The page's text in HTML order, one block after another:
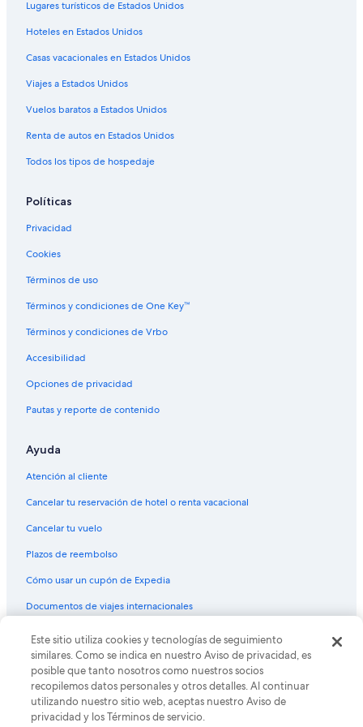
Hoteles con bar en Mendoza
Hoteles con gimnasio en Mendoza
Hoteles con restaurante en Mendoza
Hoteles con sauna en Mendoza
Hoteles con hidromasaje en Mendoza
Hoteles cerca de viñedos en Mendoza
Hoteles gay friendly en Mendoza
Hoteles que aceptan mascotas en Mendoza
Hoteles en Mendoza
Hoteles baratos en Centro de la ciudad de Mendoza
Hoteles cerca de Plaza de la Independencia
Hoteles con casino en Mendoza
Hoteles de golf en Mendoza
Hoteles baratos en Mendoza
Hoteles con aguas termales en Mendoza
Hoteles con guardería en Mendoza
Hoteles con área de juegos en Mendoza
Hoteles con sauna en Mendoza
Hoteles con hidromasaje en Mendoza
Hoteles con traslado del/al aeropuerto en Mendoza
Lodges en Mendoza
Hoteles en Centro histórico
Lugares turísticos de Estados Unidos
Hoteles en Estados Unidos
Casas vacacionales en Estados Unidos
Viajes a Estados Unidos
Vuelos baratos a Estados Unidos
Renta de autos en Estados Unidos
Todos los tipos de hospedaje
Políticas
Privacidad
Cookies
Términos de uso
Términos y condiciones de One Key™
Términos y condiciones de Vrbo
Accesibilidad
Opciones de privacidad
Pautas y reporte de contenido
Ayuda
Atención al cliente
Cancelar tu reservación de hotel o renta vacacional
Cancelar tu vuelo
Plazos de reembolso
Cómo usar un cupón de Expedia
Documentos de viajes internacionales
© 2026 Expedia, Inc., una empresa de Expedia Group. Todos los
derechos reservados. Expedia y el logo de Expedia son marcas
registradas o marcas comerciales de Expedia, Inc. CST# 2029030-50.
Este sitio utiliza cookies y tecnologías de seguimiento
similares. Como se indica en nuestro Aviso de privacidad, es
posible que tanto nosotros como nuestros socios
recopilemos datos personales y otros detalles. Al continuar
utilizando nuestro sitio web, aceptas nuestro Aviso de
privacidad y los Términos de servicio.